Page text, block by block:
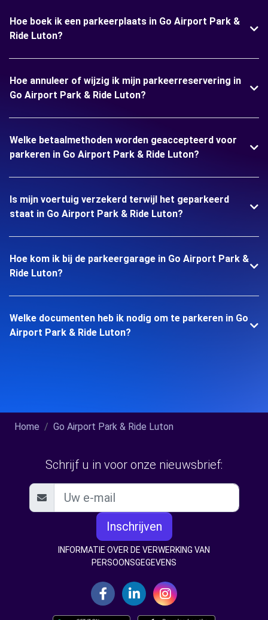
Hoe boek ik een parkeerplaats in Go Airport Park &
Ride Luton?
Hoe annuleer of wijzig ik mijn parkeerreservering in
Go Airport Park & Ride Luton?
Welke betaalmethoden worden geaccepteerd voor
parkeren in Go Airport Park & Ride Luton?
Is mijn voertuig verzekerd terwijl het geparkeerd
staat in Go Airport Park & Ride Luton?
Hoe kom ik bij de parkeergarage in Go Airport Park &
Ride Luton?
Welke documenten heb ik nodig om te parkeren in Go
Airport Park & Ride Luton?
Home Go Airport Park & Ride Luton
Schrijf u in voor onze nieuwsbrief:
Inschrijven
INFORMATIE OVER DE VERWERKING VAN
PERSOONSGEGEVENS